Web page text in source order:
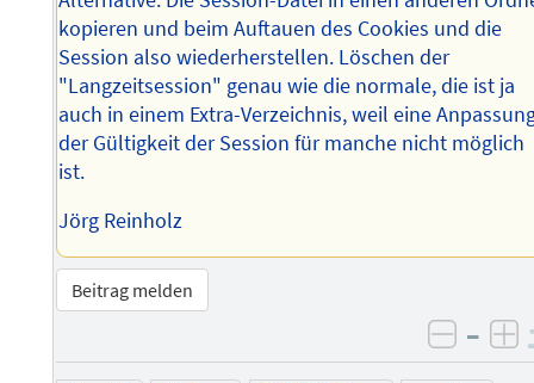
kopieren und beim Auftauen des Cookies und die
Session also wiederherstellen. Löschen der
"Langzeitsession" genau wie die normale, die ist ja
auch in einem Extra-Verzeichnis, weil eine
der Gültigkeit der Session für manche nicht möglich
ist.
Jörg Reinholz
Beitrag melden
–